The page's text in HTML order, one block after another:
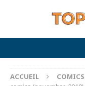
ACCUEIL COMICS